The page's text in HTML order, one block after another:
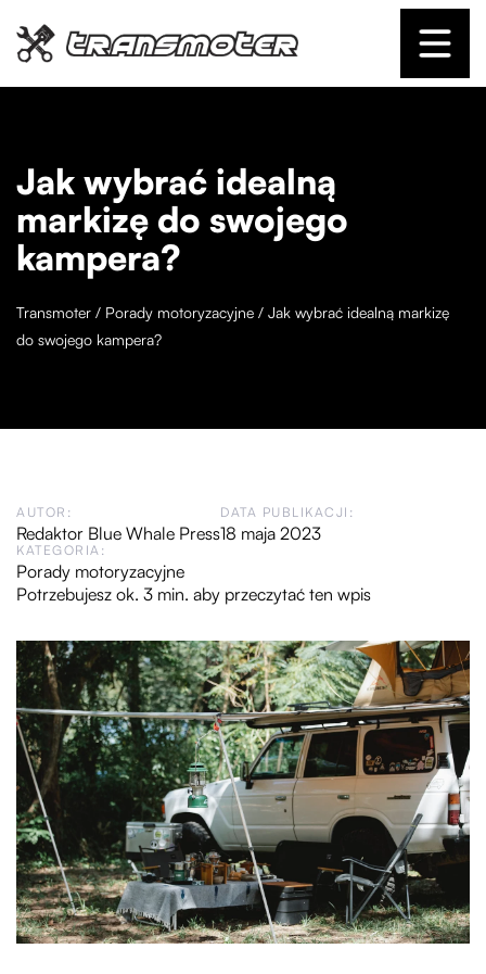
Jak wybrać idealną
markizę do swojego
kampera?
Transmoter / Porady motoryzacyjne / Jak wybrać idealną markizę
do swojego kampera?
AUTOR:
Redaktor Blue Whale Press
DATA PUBLIKACJI:
18 maja 2023
KATEGORIA:
Porady motoryzacyjne
Potrzebujesz ok. 3 min. aby przeczytać ten wpis